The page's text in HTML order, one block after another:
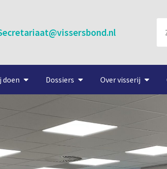
doen Dossiers Over visserij